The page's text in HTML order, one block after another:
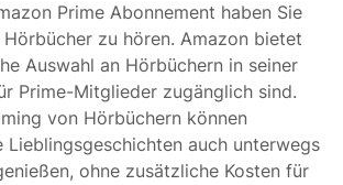
Prime Abonnement haben Sie
zu hören. Amazon bietet
Auswahl an Hörbüchern in seiner
Prime-Mitglieder zugänglich sind.
von Hörbüchern können
Lieblingsgeschichten auch unterwegs
ohne zusätzliche Kosten für